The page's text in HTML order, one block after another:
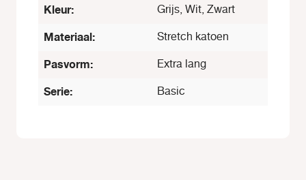
Kleur: Grijs, Wit, Zwart
Materiaal: Stretch katoen
Pasvorm: Extra lang
Serie: Basic